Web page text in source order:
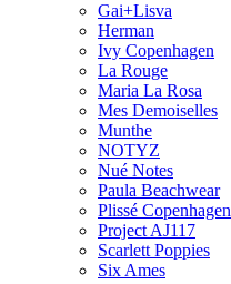
Gai+Lisva
Herman
Ivy Copenhagen
La Rouge
Maria La Rosa
Mes Demoiselles
Munthe
NOTYZ
Nué Notes
Paula Beachwear
Plissé Copenhagen
Project AJ117
Scarlett Poppies
Six Ames